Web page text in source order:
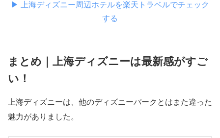
▶ 上海ディズニー周辺ホテルを楽天トラベルでチェック
する
まとめ｜上海ディズニーは最新感がすご
い！
上海ディズニーは、他のディズニーパークとはまた違った
魅力がありました。